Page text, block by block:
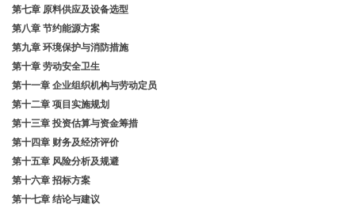
第七章 原料供应及设备选型
第八章 节约能源方案
第九章 环境保护与消防措施
第十章 劳动安全卫生
第十一章 企业组织机构与劳动定员
第十二章 项目实施规划
第十三章 投资估算与资金筹措
第十四章 财务及经济评价
第十五章 风险分析及规避
第十六章 招标方案
第十七章 结论与建议